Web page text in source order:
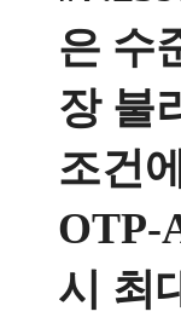
은 수
장 불
조건
OTP-
시 최